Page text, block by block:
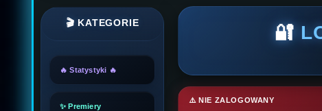
🎬 KATEGORIE
🔥 Statystyki 🔥
✨ Premiery
🔐
⚠️ NIE ZALOGOWANY